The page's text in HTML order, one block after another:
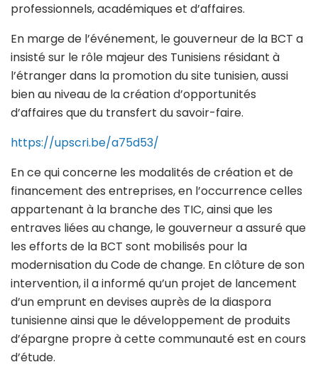
professionnels, académiques et d’affaires.
En marge de l’événement, le gouverneur de la BCT a
insisté sur le rôle majeur des Tunisiens résidant à
l’étranger dans la promotion du site tunisien, aussi
bien au niveau de la création d’opportunités
d’affaires que du transfert du savoir-faire.
https://upscri.be/a75d53/
En ce qui concerne les modalités de création et de
financement des entreprises, en l’occurrence celles
appartenant à la branche des TIC, ainsi que les
entraves liées au change, le gouverneur a assuré que
les efforts de la BCT sont mobilisés pour la
modernisation du Code de change. En clôture de son
intervention, il a informé qu’un projet de lancement
d’un emprunt en devises auprès de la diaspora
tunisienne ainsi que le développement de produits
d’épargne propre à cette communauté est en cours
d’étude.